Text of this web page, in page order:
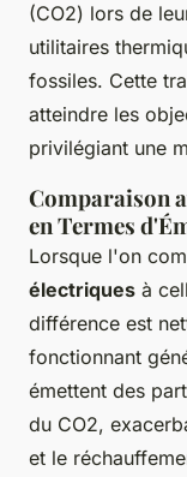
(CO2) lors de
utilitaires
fossiles. Cette
atteindre les
privilégiant une
Comparaison
en Termes
Lorsque l'on
électriques à
différence est
fonctionnant
émettent des
du CO2,
et le